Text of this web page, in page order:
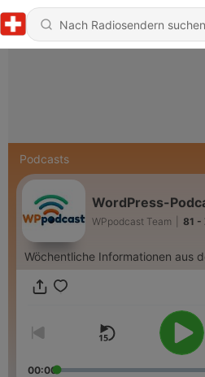
Podcasts
WordPress-
WPpodcast Team 81 -
Wöchentliche Informationen aus
00:00